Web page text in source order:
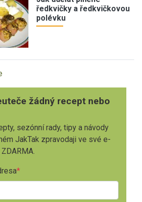
ředkvičky a ředkvičkovou
polévku
žádný recept nebo
sezónní rady, tipy a návody
JakTak zpravodaji ve své e-